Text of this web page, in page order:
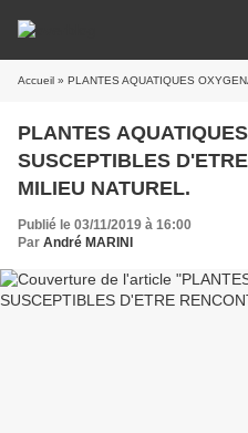
Accueil » PLANTES AQUATIQUES OXYGENANTES
PLANTES
SUSCEPTIBLES
MILIEU NATUREL.
Publié le 03/11/2019 à 16:00
Par André MARINI